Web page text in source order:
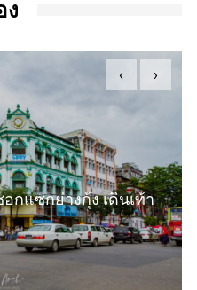
ง
(6) เกาะส้ม Juzizhou
Walking Street
‹ ›